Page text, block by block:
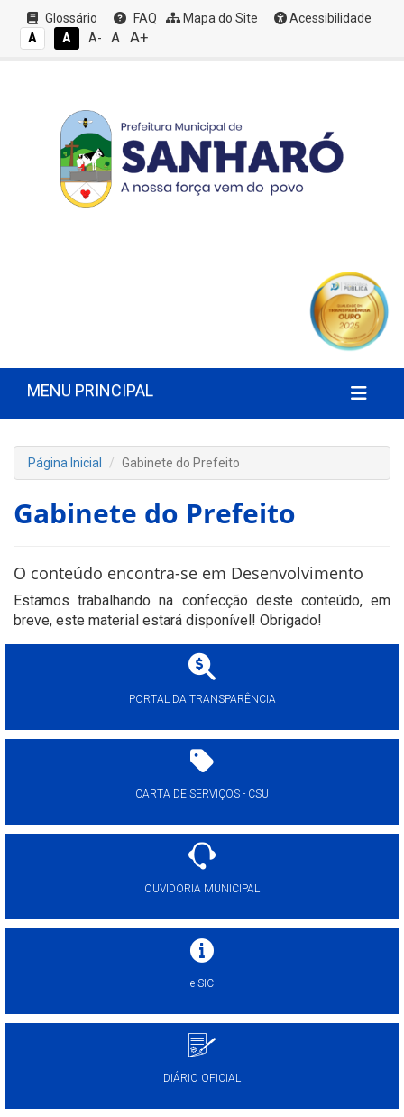
Glossário FAQ Mapa do Site
Acessibilidade
A
A A- A A+
MENU PRINCIPAL
Página Inicial Gabinete do Prefeito
Gabinete do Prefeito
O conteúdo encontra-se em Desenvolvimento
Estamos trabalhando na confecção deste conteúdo, em
breve, este material estará disponível! Obrigado!
PORTAL DA TRANSPARÊNCIA
CARTA DE SERVIÇOS - CSU
OUVIDORIA MUNICIPAL
e-SIC
DIÁRIO OFICIAL